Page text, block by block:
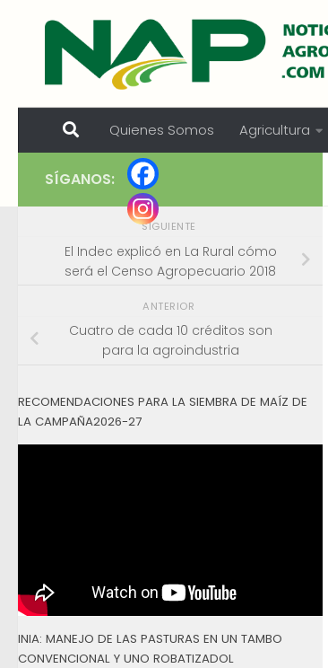
Skip to content
Quienes Somos Agricultura
SÍGANOS:
SIGUIENTE
El Indec explicó en La Rural cómo
será el Censo Agropecuario 2018
ANTERIOR
Cuatro de cada 10 créditos son
para la agroindustria
RECOMENDACIONES PARA LA SIEMBRA DE MAÍZ DE
LA CAMPAÑA2026-27
INIA: MANEJO DE LAS PASTURAS EN UN TAMBO
CONVENCIONAL Y UNO ROBATIZADOL